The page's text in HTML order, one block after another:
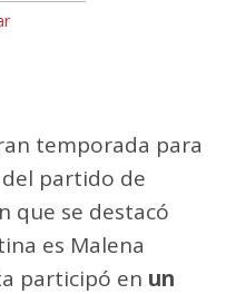
temporada para
partido de
que se destacó
es Malena
participó en un